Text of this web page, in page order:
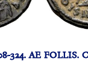
324. AE FOLLIS.